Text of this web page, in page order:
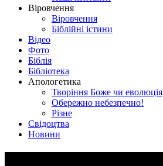
Віровчення
Віровчення
Біблійні істини
Відео
Фото
Біблія
Бібліотека
Апологетика
Творіння Боже чи еволюція
Обережно небезпечно!
Різне
Свідоцтва
Новини